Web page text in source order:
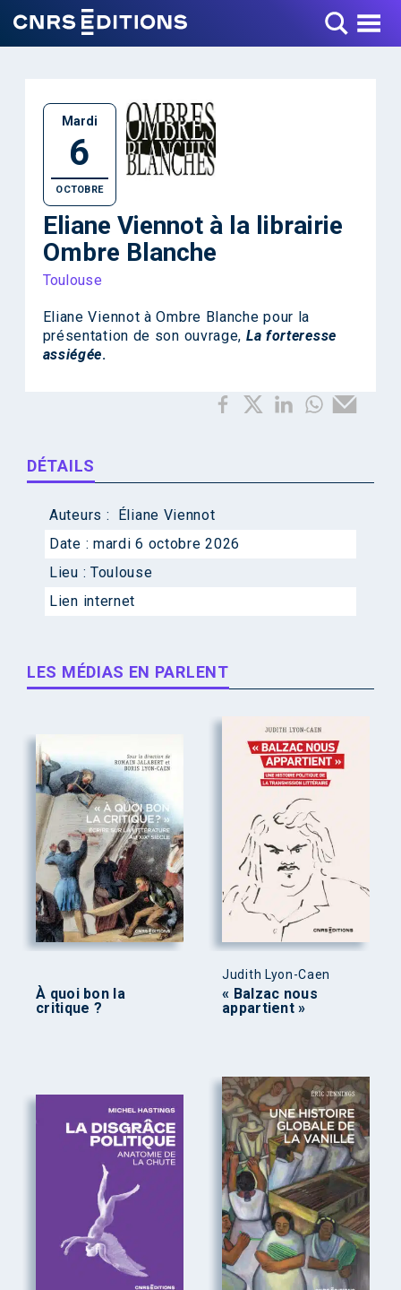
Toggle Menu
Mardi
6
OCTOBRE
Eliane Viennot à la librairie
Ombre Blanche
Toulouse
Eliane Viennot à Ombre Blanche pour la
présentation de son ouvrage, La forteresse
assiégée.
DÉTAILS
Auteurs :
Éliane Viennot
Date : mardi 6 octobre 2026
Lieu : Toulouse
Lien internet
LES MÉDIAS EN PARLENT
À quoi bon la
critique ?
Judith Lyon-Caen
« Balzac nous
appartient »